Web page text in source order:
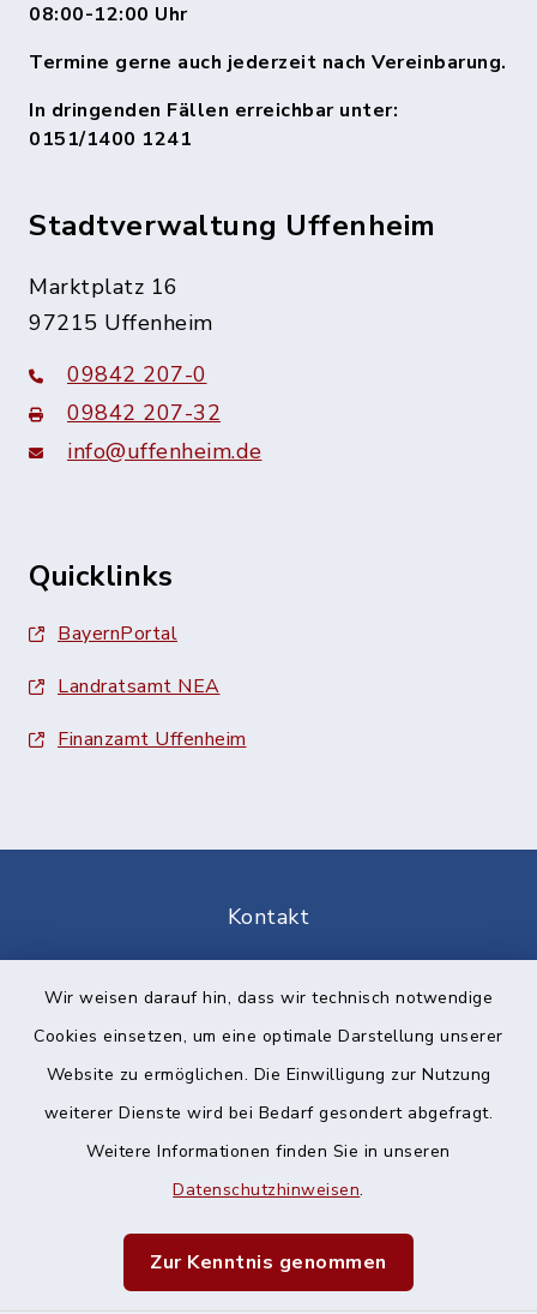
Wir weisen darauf hin, dass wir technisch notwendige
Cookies einsetzen, um eine optimale Darstellung unserer
Website zu ermöglichen. Die Einwilligung zur Nutzung
weiterer Dienste wird bei Bedarf gesondert abgefragt.
Weitere Informationen finden Sie in unseren
Datenschutzhinweisen.
Zur Kenntnis genommen
08:00-12:00 Uhr
Termine gerne auch jederzeit nach Vereinbarung.
In dringenden Fällen erreichbar unter:
0151/1400 1241
Stadtverwaltung Uffenheim
Marktplatz 16
97215 Uffenheim
09842 207-0
09842 207-32
info@uffenheim.de
Quicklinks
BayernPortal
Landratsamt NEA
Finanzamt Uffenheim
Kontakt
Datenschutz
Impressum
Sitemap
Cookie-Einstellungen